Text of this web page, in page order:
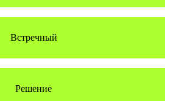
Встречный
Решение